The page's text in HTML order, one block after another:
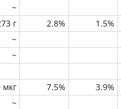
~
г 2.8% 1.5%
~
~
мкг 7.5% 3.9%
~